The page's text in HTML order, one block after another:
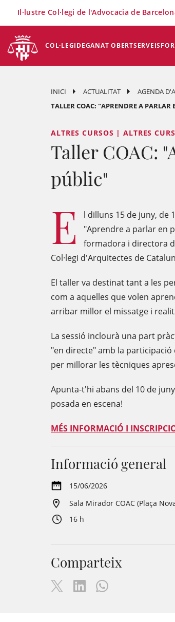
COL·LEGIDEGANAT OBERTSERVEIS
Il·lustre Col·legi de l'Advocacia de
INICI ACTUALITAT
AGENDA
TALLER COAC: "APRENDRE A PARLAR
ALTRES CURSOS | ALTRES
Taller COAC:
públic"
E
l dilluns 15 de juny, de
"Aprendre a parlar en
formadora i directora
Col·legi d'Arquitectes de
El taller va destinat tant a les
com a aquelles que volen
arribar millor el missatge i
La sessió inclourà una part
"en directe" amb la participació
per millorar les tècniques
Apunta-t'hi abans del 10 de
posada en escena!
MÉS INFORMACIÓ I
Informació general
15/06/2026
Sala Mirador COAC (Plaça
16 h
Comparteix